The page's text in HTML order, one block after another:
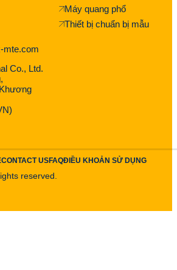
mte.com
Co., Ltd.
Máy quang phổ
Thiết bị chuẩn bị mẫu
CONTACT USFAQĐIỀU KHOẢN SỬ DỤNG
reserved.